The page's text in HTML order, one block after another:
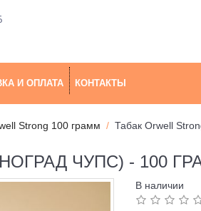
И ОПЛАТА КОНТАКТЫ
Strong 100 грамм Табак Orwell
ЧУПС) - 100
В наличии